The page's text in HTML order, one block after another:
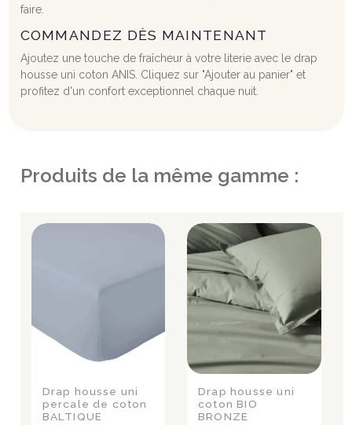
faire.
COMMANDEZ DÈS MAINTENANT
Ajoutez une touche de fraîcheur à votre literie avec le drap
housse uni coton ANIS. Cliquez sur "Ajouter au panier" et
profitez d'un confort exceptionnel chaque nuit.
Produits de la même gamme :
Drap housse uni
percale de coton
BALTIQUE
Drap housse uni
coton BIO
BRONZE